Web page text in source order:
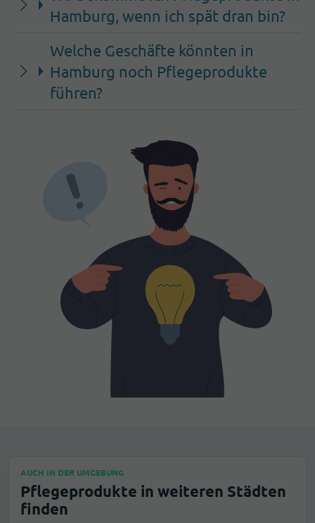
Hamburg, wenn ich spät dran bin?
Welche Geschäfte könnten in
Hamburg noch Pflegeprodukte
führen?
AUCH IN DER UMGEBUNG
Pflegeprodukte in weiteren Städten
finden